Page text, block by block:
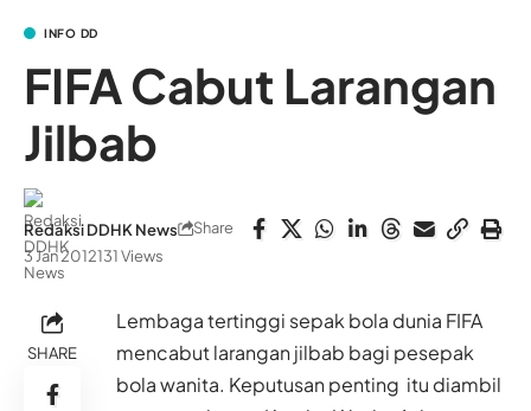
INFO DD
FIFA Cabut Larangan
Jilbab
Redaksi DDHK News
3 Jan 2012131 Views
Share
SHARE
Lembaga tertinggi sepak bola dunia FIFA
mencabut larangan jilbab bagi pesepak
bola wanita. Keputusan penting itu diambil